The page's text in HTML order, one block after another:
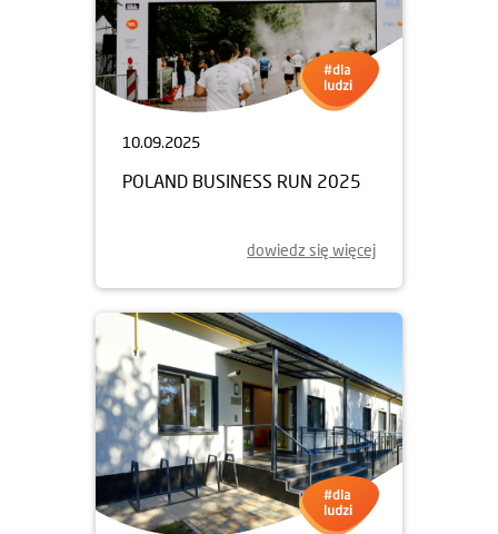
10.09.2025
POLAND BUSINESS RUN 2025
dowiedz się więcej